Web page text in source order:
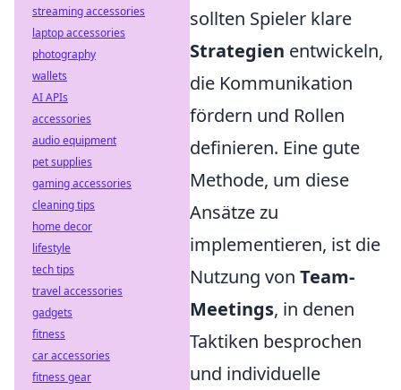
sollten Spieler klare
Strategien entwickeln,
die Kommunikation
fördern und Rollen
definieren. Eine gute
Methode, um diese
Ansätze zu
implementieren, ist die
Nutzung von Team-
Meetings, in denen
Taktiken besprochen
und individuelle
streaming accessories
laptop accessories
photography
wallets
AI APIs
accessories
audio equipment
pet supplies
gaming accessories
cleaning tips
home decor
lifestyle
tech tips
travel accessories
gadgets
fitness
car accessories
fitness gear